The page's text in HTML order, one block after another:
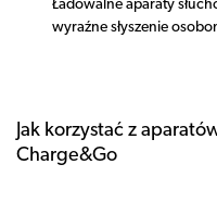
Ładowalne aparaty
wyraźne słyszenie
Jak korzystać z
Charge&Go